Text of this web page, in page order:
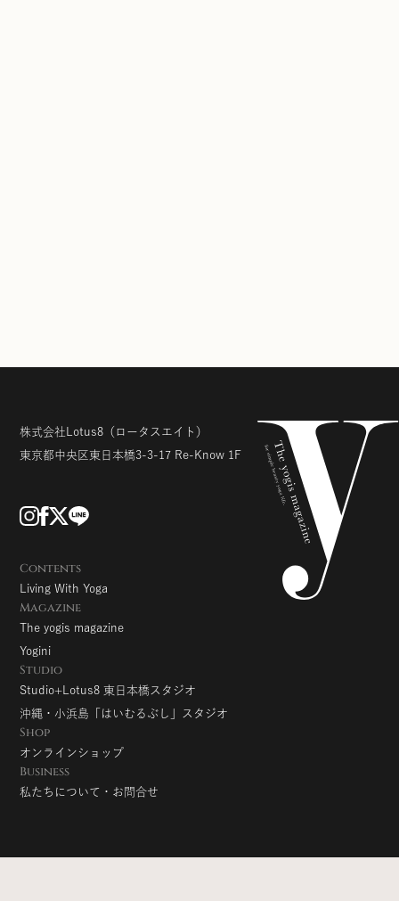
株式会社Lotus8 （ロータスエイト）
東京都中央区東日本橋3-3-17 Re-Know 1F
Contents
Living With Yoga
Magazine
The yogis magazine
Yogini
Studio
Studio+Lotus8 東日本橋スタジオ
沖縄・小浜島「はいむるぶし」スタジオ
Shop
オンラインショップ
Business
私たちについて・お問合せ